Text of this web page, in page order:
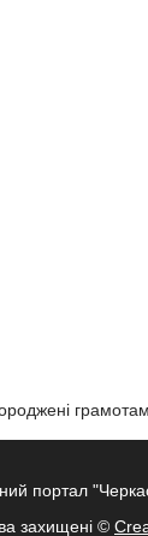
портал
захищені ©